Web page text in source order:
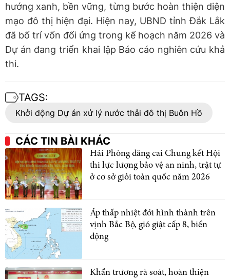
hướng xanh, bền vững, từng bước hoàn thiện diện
mạo đô thị hiện đại. Hiện nay, UBND tỉnh Đắk Lắk
đã bố trí vốn đối ứng trong kế hoạch năm 2026 và
Dự án đang triển khai lập Báo cáo nghiên cứu khả
thi.
TAGS:
Khởi động Dự án xử lý nước thải đô thị Buôn Hồ
CÁC TIN BÀI KHÁC
Hải Phòng đăng cai Chung kết Hội
thi lực lượng bảo vệ an ninh, trật tự
ở cơ sở giỏi toàn quốc năm 2026
Áp thấp nhiệt đới hình thành trên
vịnh Bắc Bộ, gió giật cấp 8, biển
động
Khẩn trương rà soát, hoàn thiện